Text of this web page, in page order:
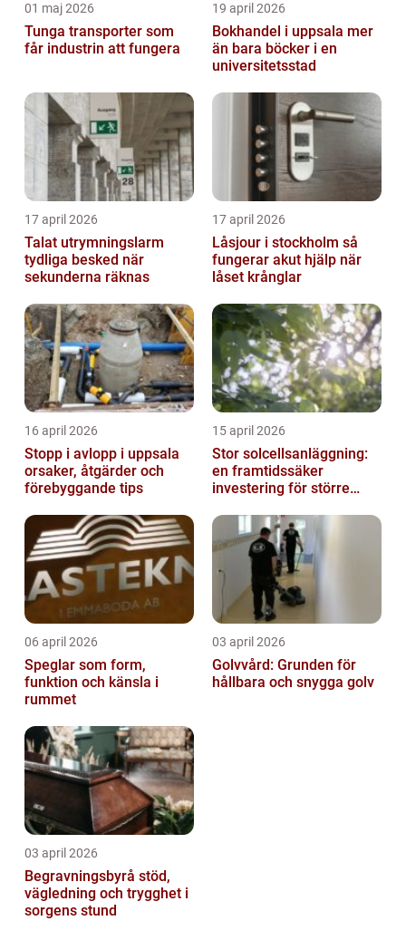
01 maj 2026
Tunga transporter som
får industrin att fungera
19 april 2026
Bokhandel i uppsala mer
än bara böcker i en
universitetsstad
17 april 2026
Talat utrymningslarm
tydliga besked när
sekunderna räknas
17 april 2026
Låsjour i stockholm så
fungerar akut hjälp när
låset krånglar
16 april 2026
Stopp i avlopp i uppsala
orsaker, åtgärder och
förebyggande tips
15 april 2026
Stor solcellsanläggning:
en framtidssäker
investering för större
06 april 2026
Speglar som form,
funktion och känsla i
rummet
03 april 2026
Golvvård: Grunden för
hållbara och snygga golv
03 april 2026
Begravningsbyrå stöd,
vägledning och trygghet i
sorgens stund